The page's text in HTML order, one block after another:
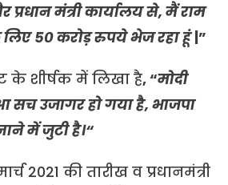
प्रधानमंत्रीकार्यालयसे, मैंराम
लिए ५०करोड़रुपयेभेजरहाहूं|”
के शीर्षक में लिखा है, “मोदी
सचउजागरहोगयाहै, भाजपा
मेंजुटीहै।“
2021 की तारीख व प्रधानमंत्री